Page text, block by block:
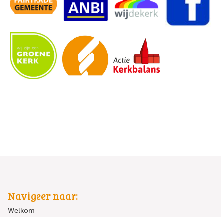
Navigeer naar:
Welkom